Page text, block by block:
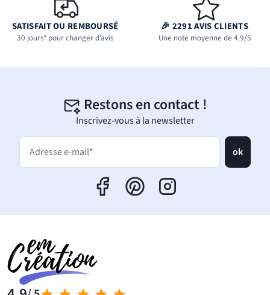
SATISFAIT OU REMBOURSÉ
30 jours* pour changer d’avis
🎉 2291 AVIS CLIENTS
Une note moyenne de 4.9/5
Restons en contact !
Inscrivez-vous à la newsletter
Adresse e-mail* ok